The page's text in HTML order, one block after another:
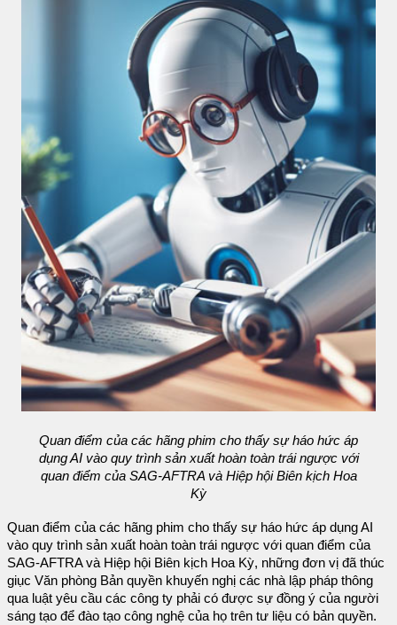
Quan điểm của các hãng phim cho thấy sự háo hức áp
dụng AI vào quy trình sản xuất hoàn toàn trái ngược với
quan điểm của SAG-AFTRA và Hiệp hội Biên kịch Hoa
Kỳ
Quan điểm của các hãng phim cho thấy sự háo hức áp dụng AI
vào quy trình sản xuất hoàn toàn trái ngược với quan điểm của
SAG-AFTRA và Hiệp hội Biên kịch Hoa Kỳ, những đơn vị đã thúc
giục Văn phòng Bản quyền khuyến nghị các nhà lập pháp thông
qua luật yêu cầu các công ty phải có được sự đồng ý của người
sáng tạo để đào tạo công nghệ của họ trên tư liệu có bản quyền.